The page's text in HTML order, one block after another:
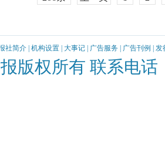
社简介 机构设置 大事记 广告服务 广告刊例 发
版权所有 联系电话